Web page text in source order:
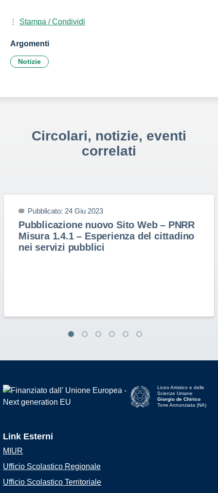
Stampa / Condividi
Argomenti
Notizie
Circolari, notizie, eventi
correlati
Pubblicato: 24 Giu 2023
Pubblicazione nuovo Sito Web – PNRR
Misura 1.4.1 – Esperienza del cittadino
nei servizi pubblici
Liceo Artistico e delle
Scienze Umane
Giorgio de Chirico
Torre Annunziata (NA)
Link Esterni
MIUR
Ufficio Scolastico Regionale
Ufficio Scolastico Territoriale